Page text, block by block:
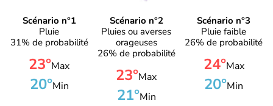
Scénario n°1
Pluie
31% de probabilité
23°Max
20°Min
Scénario n°2
Pluies ou averses
orageuses
26% de probabilité
23°Max
21°Min
Scénario n°3
Pluie faible
26% de probabilité
24°Max
20°Min